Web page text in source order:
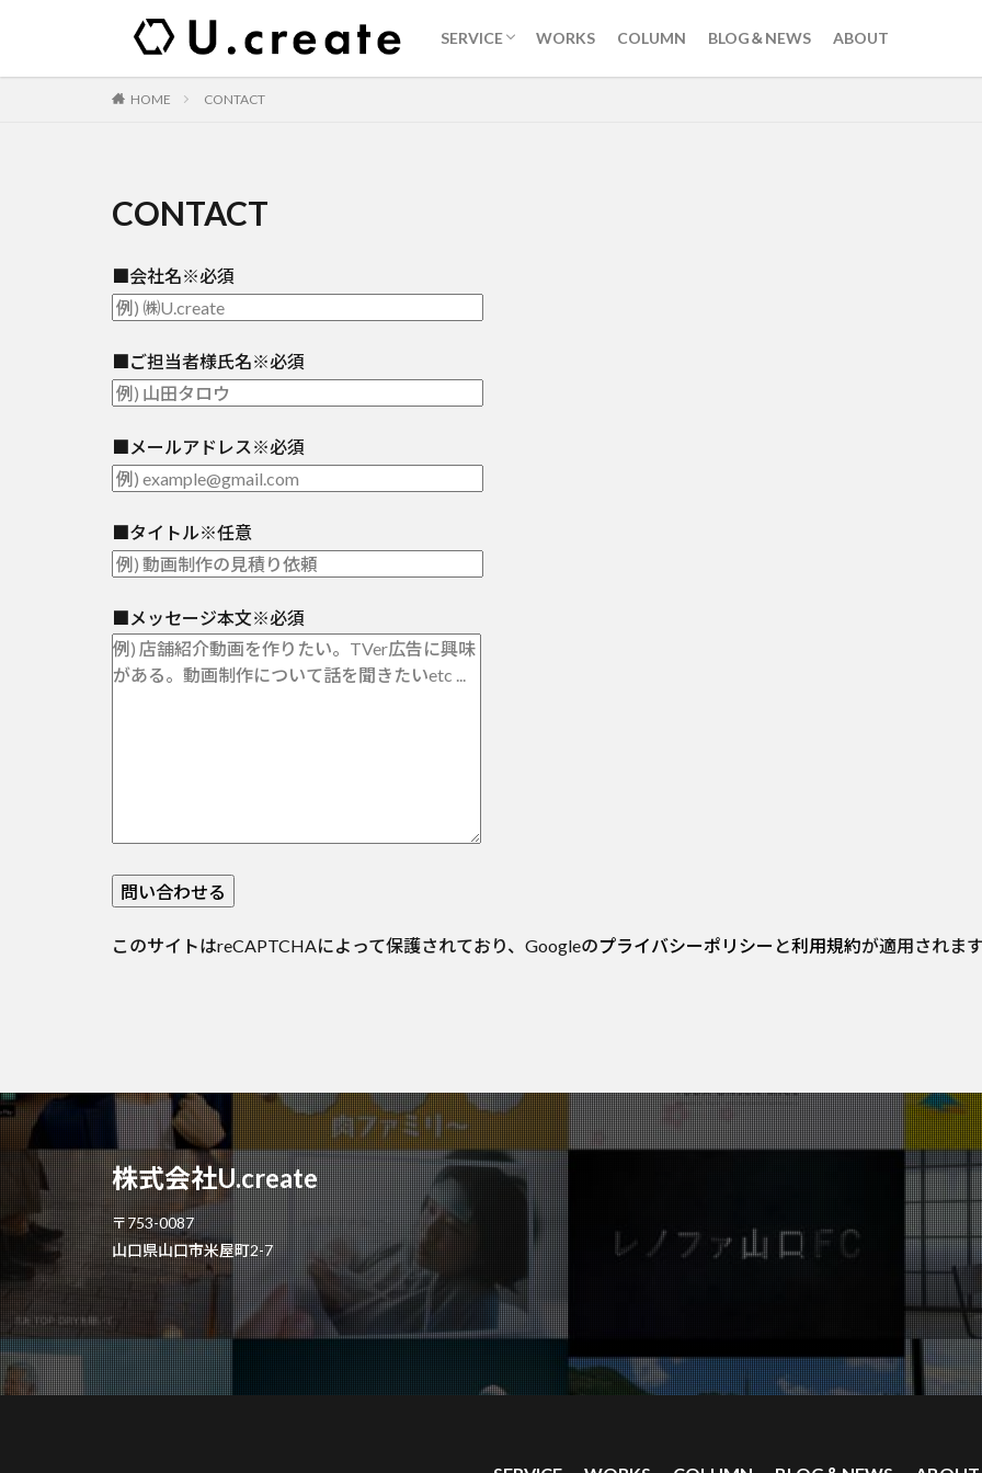
SERVICE
MOVIE －動画制作－
LIVE STREAMING －ライブ配信－
ADVERTISEMENT －広告－
GRAPHIC DESIGN －グラフィックデザイン
WEB SITE －ウェブ制作－
OWNED MEDIA －自社メディア－
WORKS COLUMN BLOG＆NEWS ABOUT
HOME CONTACT
CONTACT
■会社名※必須
■ご担当者様氏名※必須
■メールアドレス※必須
■タイトル※任意
■メッセージ本文※必須
このサイトはreCAPTCHAによって保護されており、Googleのプライバシーポリシー と利用規約が適用されま
株式会社U.create
〒753-0087
山口県山口市米屋町2-7